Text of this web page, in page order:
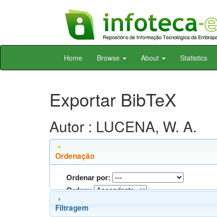
Skip
Home Browse About Statistics
Exportar BibTeX
Autor : LUCENA, W. A.
Ordenação
Ordenar por:
Ordem:
Filtragem